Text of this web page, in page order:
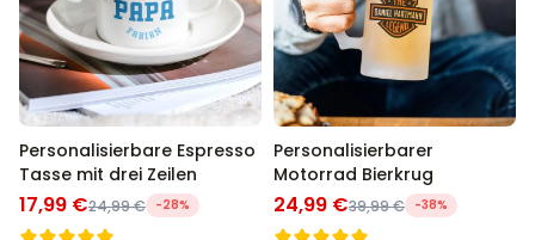
Personalisierbare Espresso
Tasse mit drei Zeilen
17,99 €24,99 € -28%
Personalisierbarer
Motorrad Bierkrug
24,99 €39,99 € -38%